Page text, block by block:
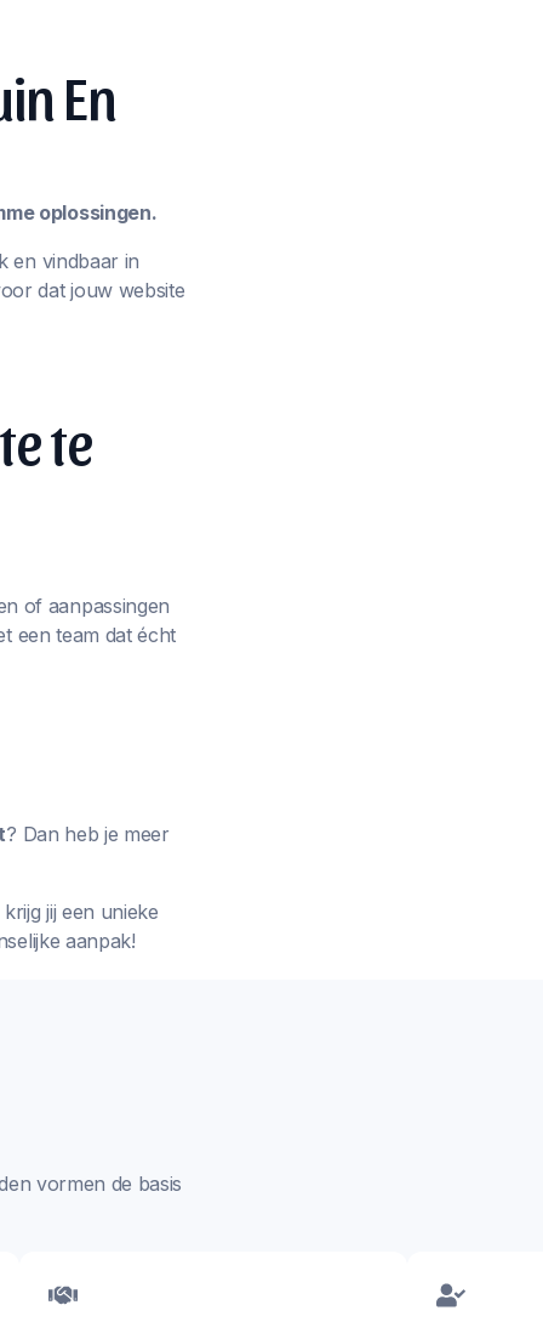
En
oplossingen.
en vindbaar in
dat jouw website
te
of aanpassingen
een team dat écht
? Dan heb je meer
jij een unieke
aanpak!
vormen de basis